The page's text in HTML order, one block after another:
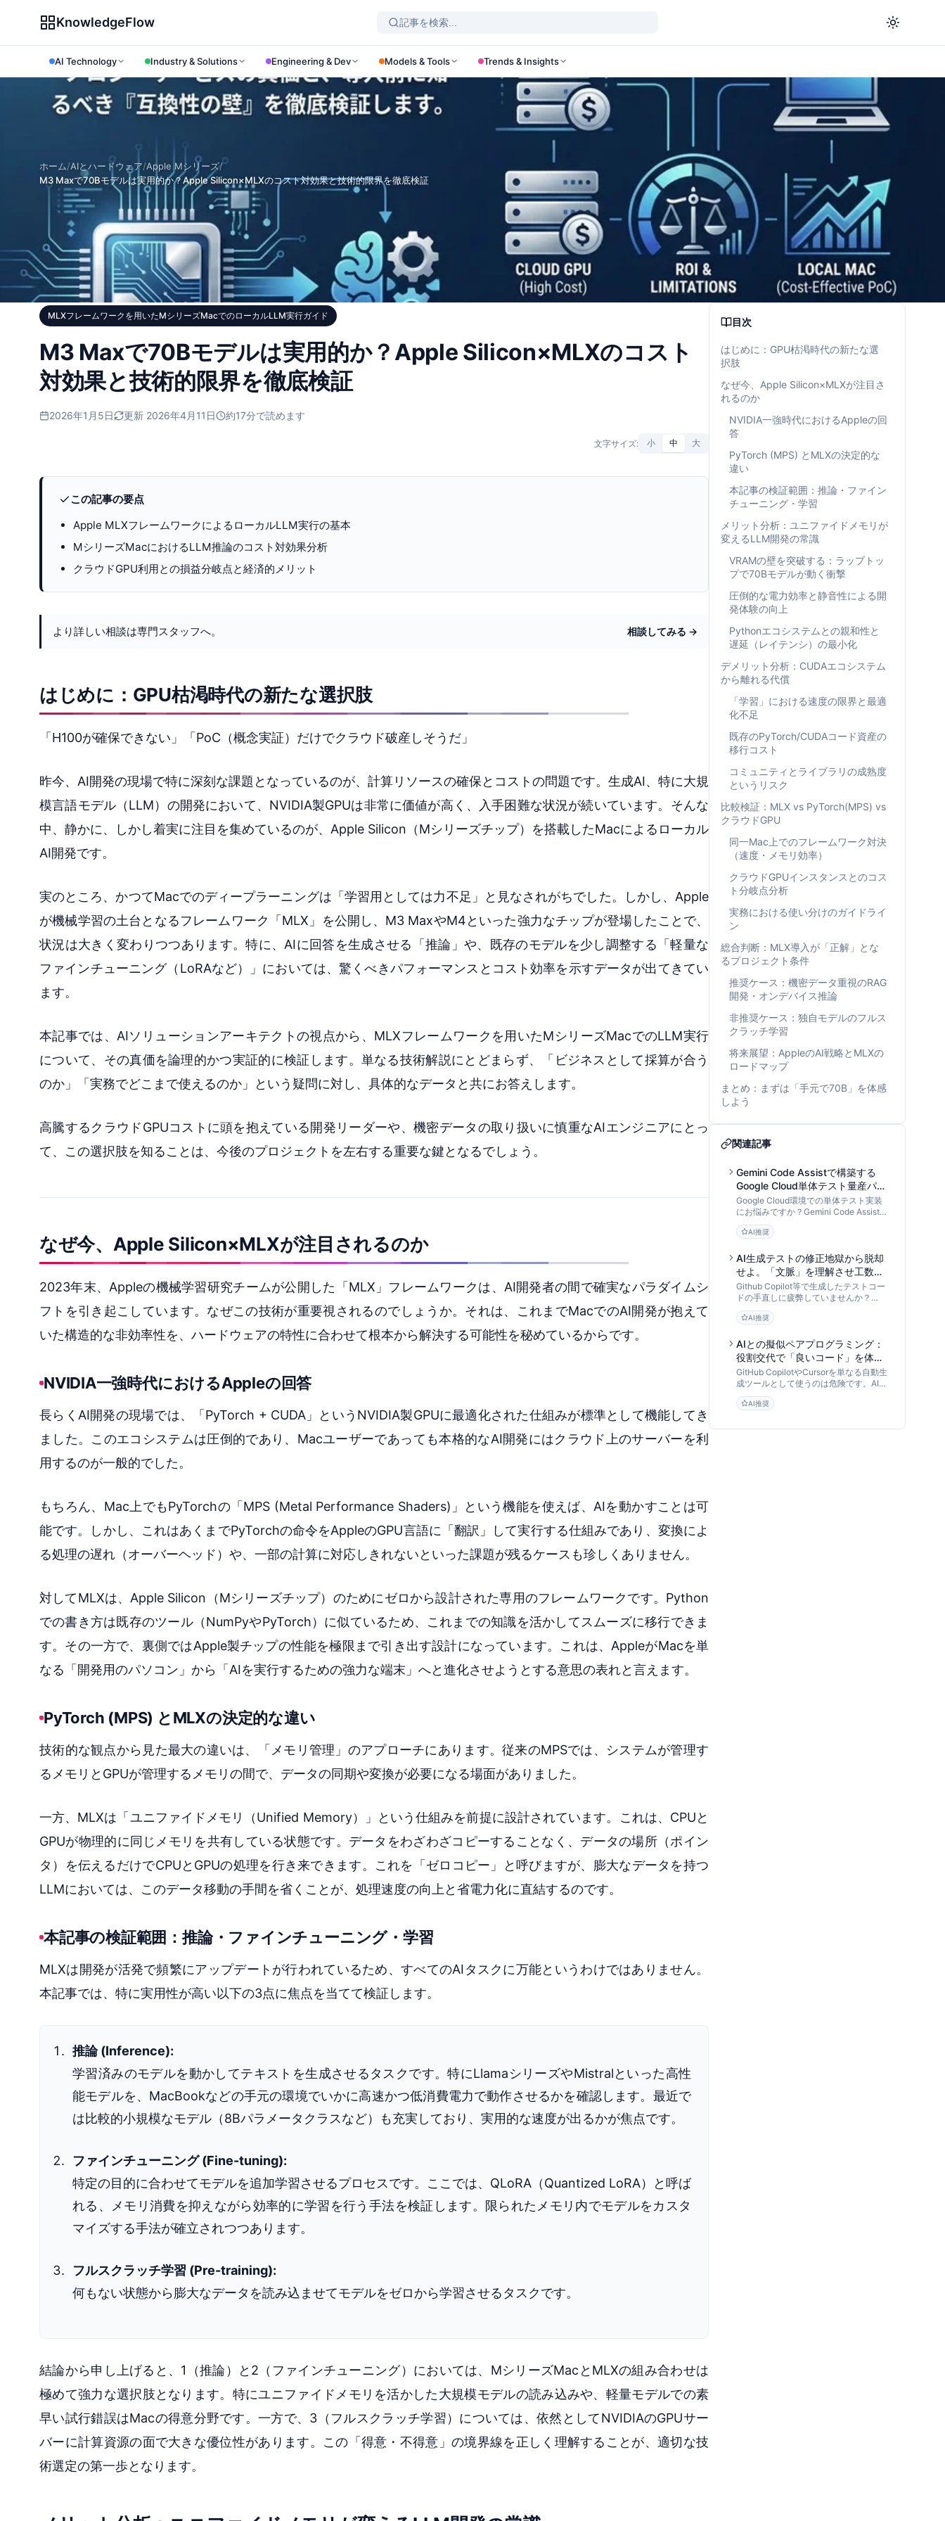
KnowledgeFlow
AI Technology Industry & Solutions Engineering & Dev Models & Tools Trends & Insights
ホーム/AIとハードウェア/Apple Mシリーズ/
M3 Maxで70Bモデルは実用的か？Apple Silicon×MLXのコスト対効果と技術的限界を徹底検証
MLXフレームワークを用いたMシリーズMacでのローカルLLM実行ガイド
M3 Maxで70Bモデルは実用的か？Apple Silicon×MLXのコスト
対効果と技術的限界を徹底検証
2026年1月5日 更新 2026年4月11日 約17分で読めます
文字サイズ: 小 中 大
この記事の要点
Apple MLXフレームワークによるローカルLLM実行の基本
MシリーズMacにおけるLLM推論のコスト対効果分析
クラウドGPU利用との損益分岐点と経済的メリット
より詳しい相談は専門スタッフへ。 相談してみる →
はじめに：GPU枯渇時代の新たな選択肢
「H100が確保できない」「PoC（概念実証）だけでクラウド破産しそうだ」
昨今、AI開発の現場で特に深刻な課題となっているのが、計算リソースの確保とコストの問題です。生成AI、特に大規
模言語モデル（LLM）の開発において、NVIDIA製GPUは非常に価値が高く、入手困難な状況が続いています。そんな
中、静かに、しかし着実に注目を集めているのが、Apple Silicon（Mシリーズチップ）を搭載したMacによるローカル
AI開発です。
実のところ、かつてMacでのディープラーニングは「学習用としては力不足」と見なされがちでした。しかし、Apple
が機械学習の土台となるフレームワーク「MLX」を公開し、M3 MaxやM4といった強力なチップが登場したことで、
状況は大きく変わりつつあります。特に、AIに回答を生成させる「推論」や、既存のモデルを少し調整する「軽量な
ファインチューニング（LoRAなど）」においては、驚くべきパフォーマンスとコスト効率を示すデータが出てきてい
ます。
本記事では、AIソリューションアーキテクトの視点から、MLXフレームワークを用いたMシリーズMacでのLLM実行
について、その真価を論理的かつ実証的に検証します。単なる技術解説にとどまらず、「ビジネスとして採算が合う
のか」「実務でどこまで使えるのか」という疑問に対し、具体的なデータと共にお答えします。
高騰するクラウドGPUコストに頭を抱えている開発リーダーや、機密データの取り扱いに慎重なAIエンジニアにとっ
て、この選択肢を知ることは、今後のプロジェクトを左右する重要な鍵となるでしょう。
なぜ今、Apple Silicon×MLXが注目されるのか
2023年末、Appleの機械学習研究チームが公開した「MLX」フレームワークは、AI開発者の間で確実なパラダイムシ
フトを引き起こしています。なぜこの技術が重要視されるのでしょうか。それは、これまでMacでのAI開発が抱えて
いた構造的な非効率性を、ハードウェアの特性に合わせて根本から解決する可能性を秘めているからです。
NVIDIA一強時代におけるAppleの回答
長らくAI開発の現場では、「PyTorch + CUDA」というNVIDIA製GPUに最適化された仕組みが標準として機能してき
ました。このエコシステムは圧倒的であり、Macユーザーであっても本格的なAI開発にはクラウド上のサーバーを利
用するのが一般的でした。
もちろん、Mac上でもPyTorchの「MPS (Metal Performance Shaders)」という機能を使えば、AIを動かすことは可
能です。しかし、これはあくまでPyTorchの命令をAppleのGPU言語に「翻訳」して実行する仕組みであり、変換によ
る処理の遅れ（オーバーヘッド）や、一部の計算に対応しきれないといった課題が残るケースも珍しくありません。
対してMLXは、Apple Silicon（Mシリーズチップ）のためにゼロから設計された専用のフレームワークです。Python
での書き方は既存のツール（NumPyやPyTorch）に似ているため、これまでの知識を活かしてスムーズに移行できま
す。その一方で、裏側ではApple製チップの性能を極限まで引き出す設計になっています。これは、AppleがMacを単
なる「開発用のパソコン」から「AIを実行するための強力な端末」へと進化させようとする意思の表れと言えます。
PyTorch (MPS) とMLXの決定的な違い
技術的な観点から見た最大の違いは、「メモリ管理」のアプローチにあります。従来のMPSでは、システムが管理す
るメモリとGPUが管理するメモリの間で、データの同期や変換が必要になる場面がありました。
一方、MLXは「ユニファイドメモリ（Unified Memory）」という仕組みを前提に設計されています。これは、CPUと
GPUが物理的に同じメモリを共有している状態です。データをわざわざコピーすることなく、データの場所（ポイン
タ）を伝えるだけでCPUとGPUの処理を行き来できます。これを「ゼロコピー」と呼びますが、膨大なデータを持つ
LLMにおいては、このデータ移動の手間を省くことが、処理速度の向上と省電力化に直結するのです。
本記事の検証範囲：推論・ファインチューニング・学習
MLXは開発が活発で頻繁にアップデートが行われているため、すべてのAIタスクに万能というわけではありません。
本記事では、特に実用性が高い以下の3点に焦点を当てて検証します。
推論 (Inference):
学習済みのモデルを動かしてテキストを生成させるタスクです。特にLlamaシリーズやMistralといった高性
能モデルを、MacBookなどの手元の環境でいかに高速かつ低消費電力で動作させるかを確認します。最近で
は比較的小規模なモデル（8Bパラメータクラスなど）も充実しており、実用的な速度が出るかが焦点です。
ファインチューニング (Fine-tuning):
特定の目的に合わせてモデルを追加学習させるプロセスです。ここでは、QLoRA（Quantized LoRA）と呼ば
れる、メモリ消費を抑えながら効率的に学習を行う手法を検証します。限られたメモリ内でモデルをカスタ
マイズする手法が確立されつつあります。
フルスクラッチ学習 (Pre-training):
何もない状態から膨大なデータを読み込ませてモデルをゼロから学習させるタスクです。
結論から申し上げると、1（推論）と2（ファインチューニング）においては、MシリーズMacとMLXの組み合わせは
極めて強力な選択肢となります。特にユニファイドメモリを活かした大規模モデルの読み込みや、軽量モデルでの素
早い試行錯誤はMacの得意分野です。一方で、3（フルスクラッチ学習）については、依然としてNVIDIAのGPUサー
バーに計算資源の面で大きな優位性があります。この「得意・不得意」の境界線を正しく理解することが、適切な技
術選定の第一歩となります。
目次
はじめに：GPU枯渇時代の新たな選
択肢
なぜ今、Apple Silicon×MLXが注目さ
れるのか
NVIDIA一強時代におけるAppleの回
答
PyTorch (MPS) とMLXの決定的な
違い
本記事の検証範囲：推論・ファイン
チューニング・学習
メリット分析：ユニファイドメモリが
変えるLLM開発の常識
VRAMの壁を突破する：ラップトッ
プで70Bモデルが動く衝撃
圧倒的な電力効率と静音性による開
発体験の向上
Pythonエコシステムとの親和性と
遅延（レイテンシ）の最小化
デメリット分析：CUDAエコシステム
から離れる代償
「学習」における速度の限界と最適
化不足
既存のPyTorch/CUDAコード資産の
移行コスト
コミュニティとライブラリの成熟度
というリスク
比較検証：MLX vs PyTorch(MPS) vs
クラウドGPU
同一Mac上でのフレームワーク対決
（速度・メモリ効率）
クラウドGPUインスタンスとのコス
ト分岐点分析
実務における使い分けのガイドライ
ン
総合判断：MLX導入が「正解」とな
るプロジェクト条件
推奨ケース：機密データ重視のRAG
開発・オンデバイス推論
非推奨ケース：独自モデルのフルス
クラッチ学習
将来展望：AppleのAI戦略とMLXの
ロードマップ
まとめ：まずは「手元で70B」を体感
しよう
関連記事
Gemini Code Assistで構築する
Google Cloud単体テスト量産パイ
プライン：AI入力設計からモック
戦略まで
Google Cloud環境での単体テスト実装
にお悩みですか？Gemini Code Assistを
「データ処理パイプライン」として活用
し、Cloud Functions等のテストコード
DevOps専門家が解説します。
AI推奨
AI生成テストの修正地獄から脱却
せよ。「文脈」を理解させ工数を
8割削減するCody活用メソッド
Github Copilot等で生成したテストコー
ドの手直しに疲弊していませんか？
Sourcegraph Codyのリポジトリ全体理
解（コンテキスト認識）を活用し、依存
テスト」を生成する具体的かつ実践的な
手法を解説します。
AI推奨
AIとの擬似ペアプログラミング：
役割交代で「良いコード」を体得
する育成型開発フローの全貌
GitHub CopilotやCursorを単なる自動生
成ツールとして使うのは危険です。AI倫
理研究者が、AIを「擬似メンター」とし
て活用し、エンジニアの思考力とコード
の実践手法と組織導入フローを提言しま
AI推奨